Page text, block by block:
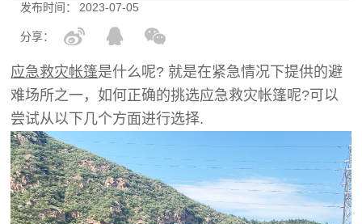
发布时间： 2023-07-05
分享：
应急救灾帐篷是什么呢? 就是在紧急情况下提供的避
难场所之一，如何正确的挑选应急救灾帐篷呢?可以
尝试从以下几个方面进行选择.